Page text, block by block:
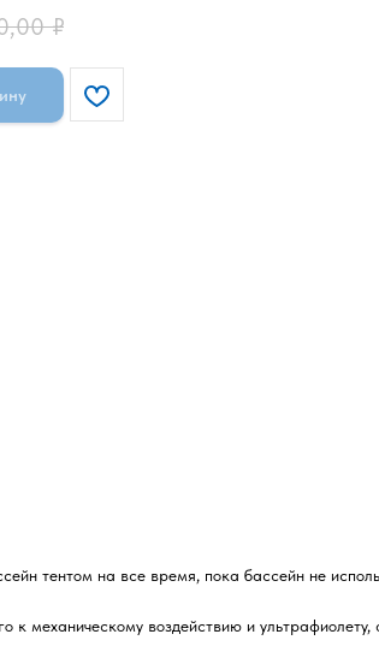
₽
тентом на все время, пока бассейн не
механическому воздействию и ультрафиолету,